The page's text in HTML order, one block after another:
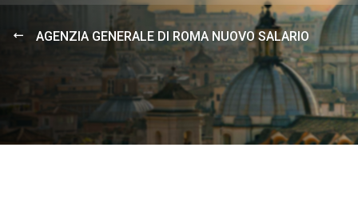
AGENZIA GENERALE DI ROMA NUOVO SALARIO